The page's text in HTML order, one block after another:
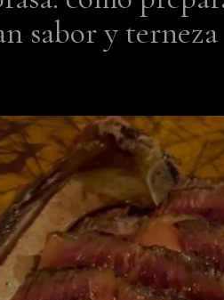
sabor y terneza